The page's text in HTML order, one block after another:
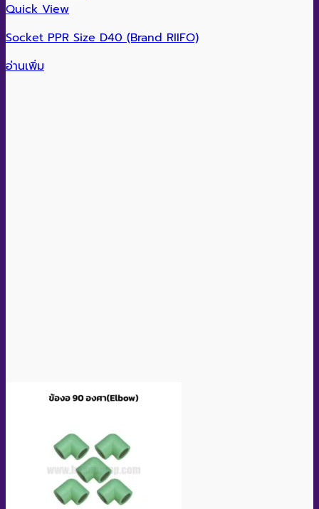
Quick View
Socket PPR Size D40 (Brand RIIFO)
อ่านเพิ่ม